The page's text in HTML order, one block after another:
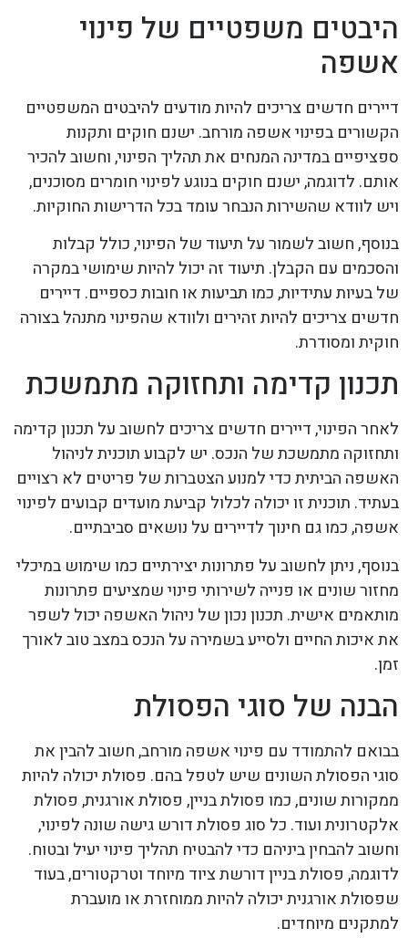
היבטים משפטיים של פינוי
אשפה
דיירים חדשים צריכים להיות מודעים להיבטים המשפטיים
הקשורים בפינוי אשפה מורחב. ישנם חוקים ותקנות
ספציפיים במדינה המנחים את תהליך הפינוי, וחשוב להכיר
אותם. לדוגמה, ישנם חוקים בנוגע לפינוי חומרים מסוכנים,
ויש לוודא שהשירות הנבחר עומד בכל הדרישות החוקיות.
בנוסף, חשוב לשמור על תיעוד של הפינוי, כולל קבלות
והסכמים עם הקבלן. תיעוד זה יכול להיות שימושי במקרה
של בעיות עתידיות, כמו תביעות או חובות כספיים. דיירים
חדשים צריכים להיות זהירים ולוודא שהפינוי מתנהל בצורה
חוקית ומסודרת.
תכנון קדימה ותחזוקה מתמשכת
לאחר הפינוי, דיירים חדשים צריכים לחשוב על תכנון קדימה
ותחזוקה מתמשכת של הנכס. יש לקבוע תוכנית לניהול
האשפה הביתית כדי למנוע הצטברות של פריטים לא רצויים
בעתיד. תוכנית זו יכולה לכלול קביעת מועדים קבועים לפינוי
אשפה, כמו גם חינוך לדיירים על נושאים סביבתיים.
בנוסף, ניתן לחשוב על פתרונות יצירתיים כמו שימוש במיכלי
מחזור שונים או פנייה לשירותי פינוי שמציעים פתרונות
מותאמים אישית. תכנון נכון של ניהול האשפה יכול לשפר
את איכות החיים ולסייע בשמירה על הנכס במצב טוב לאורך
זמן.
הבנה של סוגי הפסולת
בבואם להתמודד עם פינוי אשפה מורחב, חשוב להבין את
סוגי הפסולת השונים שיש לטפל בהם. פסולת יכולה להיות
ממקורות שונים, כמו פסולת בניין, פסולת אורגנית, פסולת
אלקטרונית ועוד. כל סוג פסולת דורש גישה שונה לפינוי,
וחשוב להבחין ביניהם כדי להבטיח תהליך פינוי יעיל ובטוח.
לדוגמה, פסולת בניין דורשת ציוד מיוחד וטרקטורים, בעוד
שפסולת אורגנית יכולה להיות ממוחזרת או מועברת
למתקנים מיוחדים.